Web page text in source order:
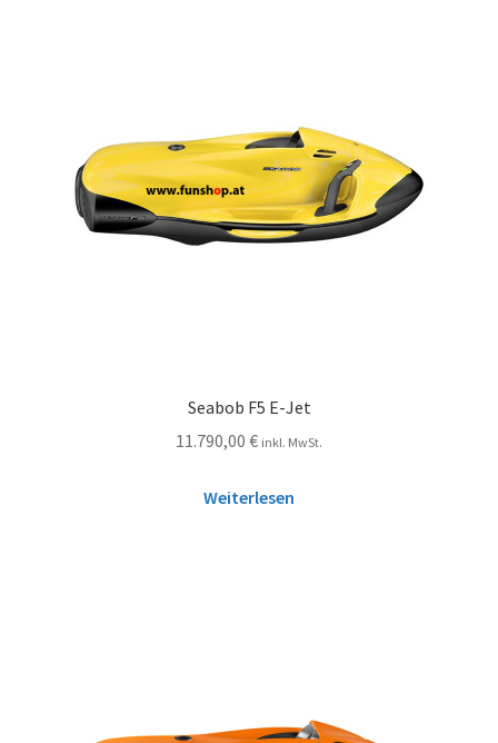
Seabob F5 E-Jet
11.790,00 € inkl. MwSt.
Weiterlesen